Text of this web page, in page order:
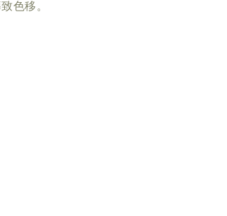
色移。